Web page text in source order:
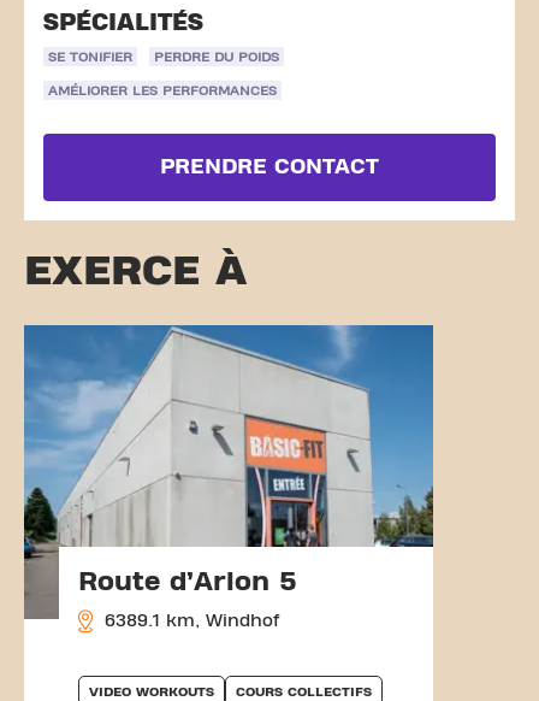
SPÉCIALITÉS
SE TONIFIER PERDRE DU POIDS
AMÉLIORER LES PERFORMANCES
PRENDRE CONTACT
EXERCE À
Route d’Arlon 5
6389.1 km, Windhof
VIDEO WORKOUTS COURS COLLECTIFS